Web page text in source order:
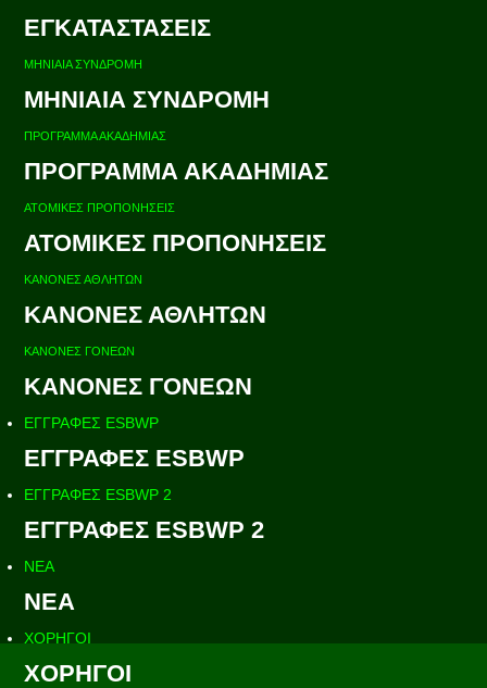
ΕΓΚΑΤΑΣΤΑΣΕΙΣ
ΜΗΝΙΑΙΑ ΣΥΝΔΡΟΜΗ
ΜΗΝΙΑΙΑ ΣΥΝΔΡΟΜΗ
ΠΡΟΓΡΑΜΜΑ ΑΚΑΔΗΜΙΑΣ
ΠΡΟΓΡΑΜΜΑ ΑΚΑΔΗΜΙΑΣ
ΑΤΟΜΙΚΕΣ ΠΡΟΠΟΝΗΣΕΙΣ
ΑΤΟΜΙΚΕΣ ΠΡΟΠΟΝΗΣΕΙΣ
ΚΑΝΟΝΕΣ ΑΘΛΗΤΩΝ
ΚΑΝΟΝΕΣ ΑΘΛΗΤΩΝ
ΚΑΝΟΝΕΣ ΓΟΝΕΩΝ
ΚΑΝΟΝΕΣ ΓΟΝΕΩΝ
ΕΓΓΡΑΦΕΣ ESBWP
ΕΓΓΡΑΦΕΣ ESBWP
ΕΓΓΡΑΦΕΣ ESBWP 2
ΕΓΓΡΑΦΕΣ ESBWP 2
ΝΕΑ
ΝΕΑ
ΧΟΡΗΓΟΙ
ΧΟΡΗΓΟΙ